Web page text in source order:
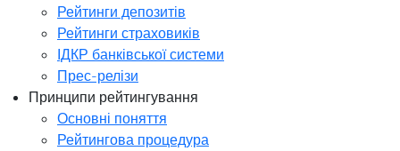
Рейтинги депозитів
Рейтинги страховиків
ІДКР банківської системи
Прес-релізи
Принципи рейтингування
Основні поняття
Рейтингова процедура